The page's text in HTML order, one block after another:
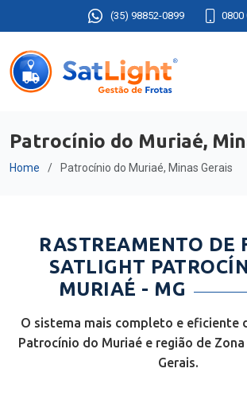
(35) 98852-0899 0800
Patrocínio do Muriaé,
Home Patrocínio do Muriaé, Minas Gerais
RASTREAMENTO DE
SATLIGHT
MURIAÉ - MG
O sistema mais completo e eficiente
Patrocínio do Muriaé e região de
Gerais.